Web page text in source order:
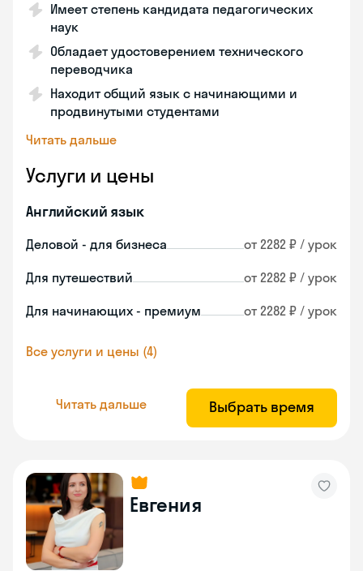
Имеет степень кандидата педагогических
наук
Обладает удостоверением технического
переводчика
Находит общий язык с начинающими и
продвинутыми студентами
Читать дальше
Услуги и цены
Английский язык
Деловой - для бизнеса от 2282 ₽ / урок
Для путешествий от 2282 ₽ / урок
Для начинающих - премиум от 2282 ₽ / урок
Все услуги и цены (4)
Читать дальше Выбрать время
Евгения